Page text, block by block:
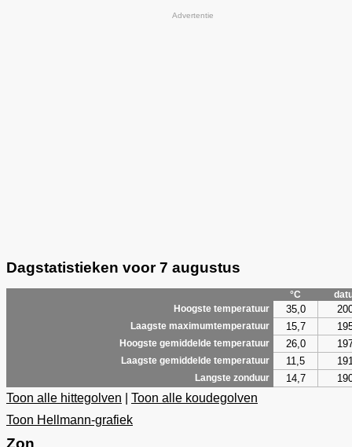
Advertentie
Dagstatistieken voor 7 augustus
°C
Hoogste temperatuur
35,0
Laagste maximumtemperatuur 15,7
Hoogste gemiddelde temperatuur 26,0
Laagste gemiddelde temperatuur 11,5
Langste zonduur 14,7
Toon alle hittegolven
Toon alle koudegolven
Toon Hellmann-grafiek
Zon